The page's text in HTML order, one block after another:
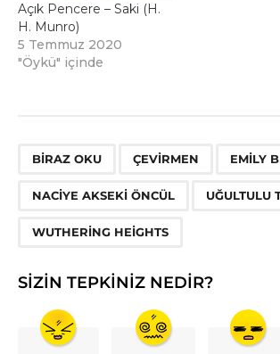
Açık Pencere – Saki (H.
H. Munro)
5 Temmuz 2020
"Öykü" içinde
BIRAZ OKU ÇEVIRMEN EMILY
NACIYE AKSEKI ÖNCÜL UĞULTULU
WUTHERING HEIGHTS
SIZIN TEPKINIZ NEDIR?